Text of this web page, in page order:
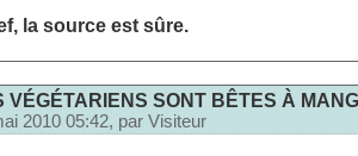
la source est sûre.
VÉGÉTARIENS SONT BÊTES À
2010 05:42, par Visiteur